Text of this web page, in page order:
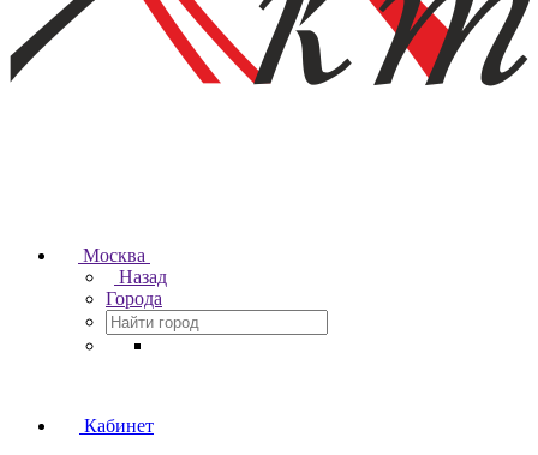
Москва
Назад
Города
Кабинет